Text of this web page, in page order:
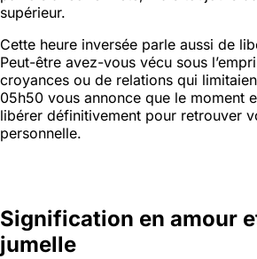
supérieur.
Cette heure inversée parle aussi de
Peut-être avez-vous vécu sous
croyances ou de relations qui
05h50 vous annonce que le moment
libérer définitivement pour retrouver
personnelle.
Signification en amour
jumelle